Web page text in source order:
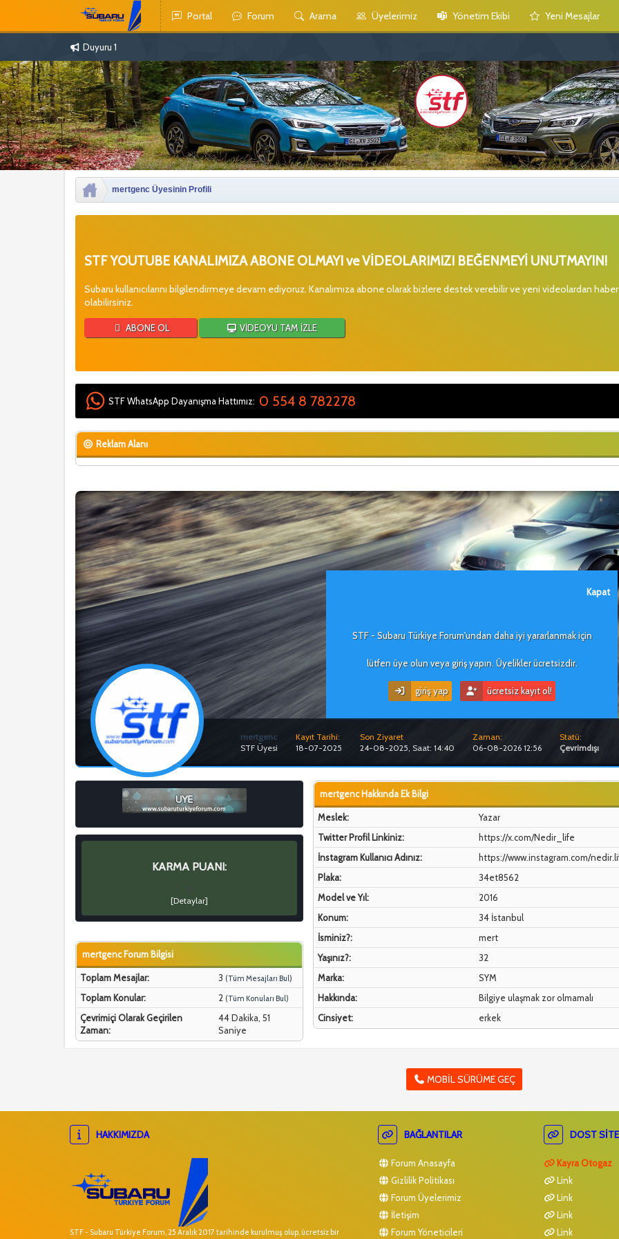
Portal Forum Arama Üyelerimiz Yönetim Ekibi Yeni Mesajlar
Duyuru 1
Kapat
STF - Subaru Türkiye Forum'undan daha iyi yararlanmak için
lütfen üye olun veya giriş yapın. Üyelikler ücretsizdir.
giriş yap ücretsiz kayıt ol!
mertgenc Üyesinin Profili
STF YOUTUBE KANALIMIZA ABONE OLMAYI ve VİDEOLARIMIZI BEĞENMEYİ UNUTMAYIN!
Subaru kullanıcılarını bilgilendirmeye devam ediyoruz. Kanalımıza abone olarak bizlere destek verebilir ve yeni videolardan
olabilirsiniz.
ABONE OL VİDEOYU TAM İZLE
STF WhatsApp Dayanışma Hattımız: 0 554 8 782278
Reklam Alanı
mertgenc
STF Üyesi
Kayıt Tarihi:
18-07-2025
Son Ziyaret
24-08-2025, Saat: 14:40
Zaman:
06-08-2026 12:56
Statü:
Çevrimdışı
KARMA PUANI:
[Detaylar]
mertgenc Forum Bilgisi
Toplam Mesajlar: 3 (Tüm Mesajları Bul)
Toplam Konular: 2 (Tüm Konuları Bul)
Çevrimiçi Olarak Geçirilen
Zaman:
44 Dakika, 51
Saniye
mertgenc Hakkında Ek Bilgi
Meslek:
Yazar
Twitter Profil Linkiniz:
https://x.com/Nedir_life
İnstagram Kullanıcı Adınız:
https://www.instagram.com/
Plaka:
34et8562
Model ve Yıl:
2016
Konum:
34 İstanbul
İsminiz?:
mert
Yaşınız?:
32
Marka:
SYM
Hakkında:
Bilgiye ulaşmak zor olmamalı
Cinsiyet:
erkek
MOBIL SÜRÜME GEÇ
HAKKIMIZDA
STF - Subaru Türkiye Forum, 25 Aralık 2017 tarihinde kurulmuş olup, ücretsiz bir
BAĞLANTILAR
Forum Anasayfa
Gizlilik Politikası
Forum Üyelerimiz
İletişim
Forum Yöneticileri
DOST
Kayra Otogaz
Link
Link
Link
Link